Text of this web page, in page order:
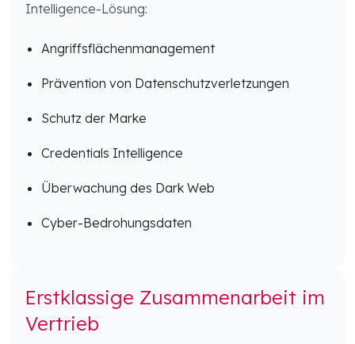
Intelligence-Lösung:
Angriffsflächenmanagement
Prävention von Datenschutzverletzungen
Schutz der Marke
Credentials Intelligence
Überwachung des Dark Web
Cyber-Bedrohungsdaten
Erstklassige Zusammenarbeit im
Vertrieb